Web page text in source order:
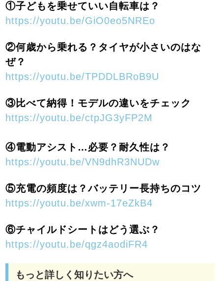
①子どもを乗せていい自転車は？
https://youtu.be/GiO0eo5NREo
②何歳から乗れる？タイヤが小さいのはな
ぜ？
https://youtu.be/TPDDLBRoB9U
③比べて納得！モデルの違いをチェック
https://youtu.be/ctpJG3yFP2M
④電動アシスト…必要？耐久性は？
https://youtu.be/VN9dhR3NUDw
⑤充電の頻度は？バッテリー長持ちのコツ
https://youtu.be/xwm-17eZkB4
⑥チャイルドシートはどう選ぶ？
https://youtu.be/qgz4aodiFR4
もっと詳しく知りたい方へ